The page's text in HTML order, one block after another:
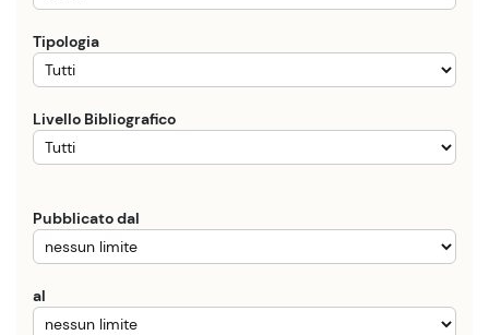
Tipologia
Livello Bibliografico
Pubblicato dal
al